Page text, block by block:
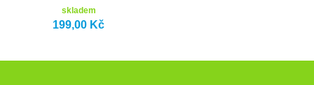
skladem
199,00 Kč